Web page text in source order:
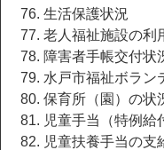
生活保護状況
老人福祉施設の利
障害者手帳交付状
水戸市福祉ボラン
保育所（園）の状
児童手当（特例給
児童扶養手当の支